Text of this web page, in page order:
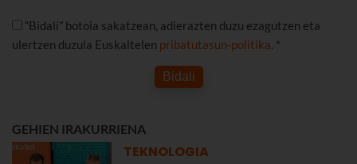
“Bidali” botoia sakatzean, adierazten duzu ezagutzen eta
ulertzen duzula Euskaltelen pribatutasun-politika. *
Bidali
GEHIEN IRAKURRIENA
TEKNOLOGIA